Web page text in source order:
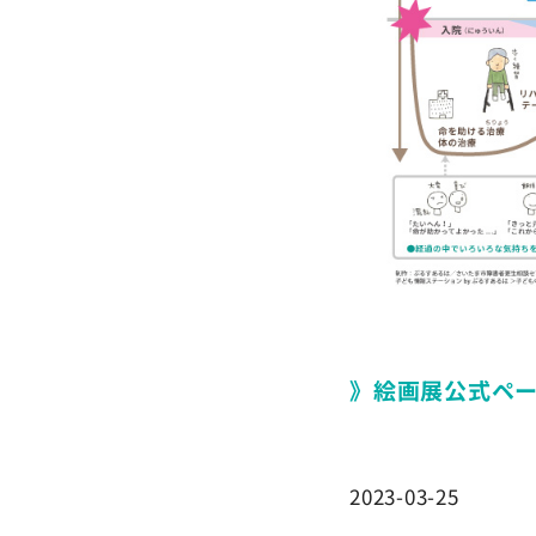
》絵画展公式ペ
2023-03-25